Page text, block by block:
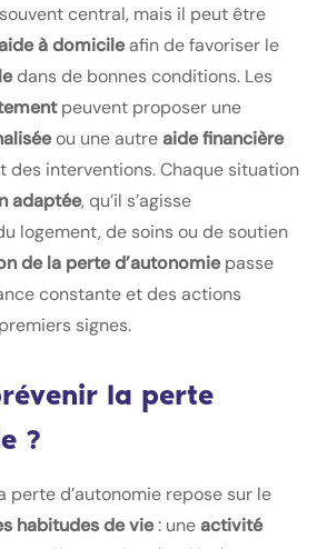
central, mais il peut être
à domicileafin de favoriser le
dans de bonnes conditions. Les
peuvent proposer une
ou une autreaide financière
des interventions. Chaque situation
adaptée, qu’il s’agisse
logement, de soins ou de soutien
de la perte d’autonomiepasse
constante et des actions
signes.
la perte
?
perte d’autonomie repose sur le
habitudes de vie: uneactivité